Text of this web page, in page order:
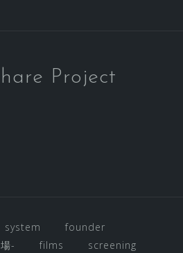
Project
system
founder
-
films screening